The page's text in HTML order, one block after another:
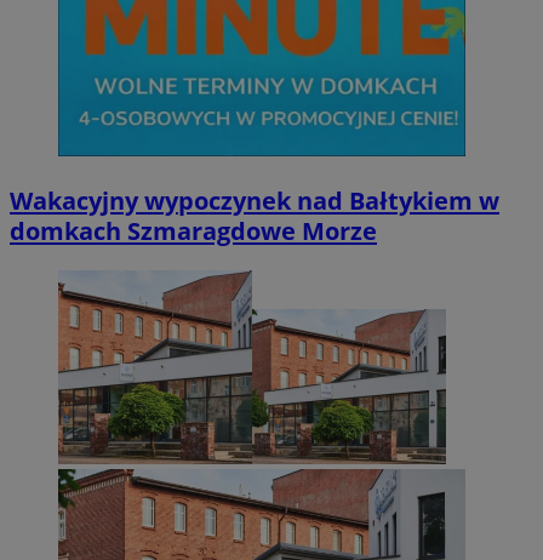
Wakacyjny wypoczynek nad Bałtykiem w
domkach Szmaragdowe Morze